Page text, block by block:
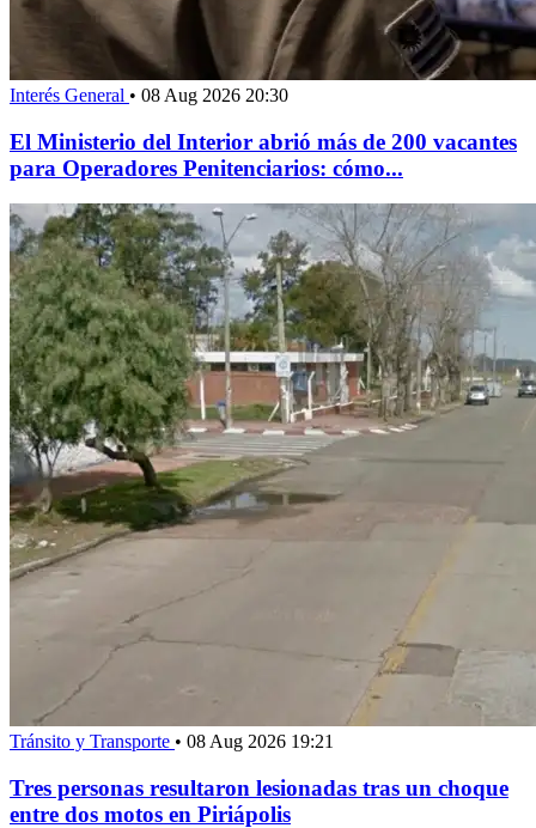
Interés General • 08 Aug 2026 20:30
El Ministerio del Interior abrió más de 200 vacantes
para Operadores Penitenciarios: cómo...
Tránsito y Transporte • 08 Aug 2026 19:21
Tres personas resultaron lesionadas tras un choque
entre dos motos en Piriápolis